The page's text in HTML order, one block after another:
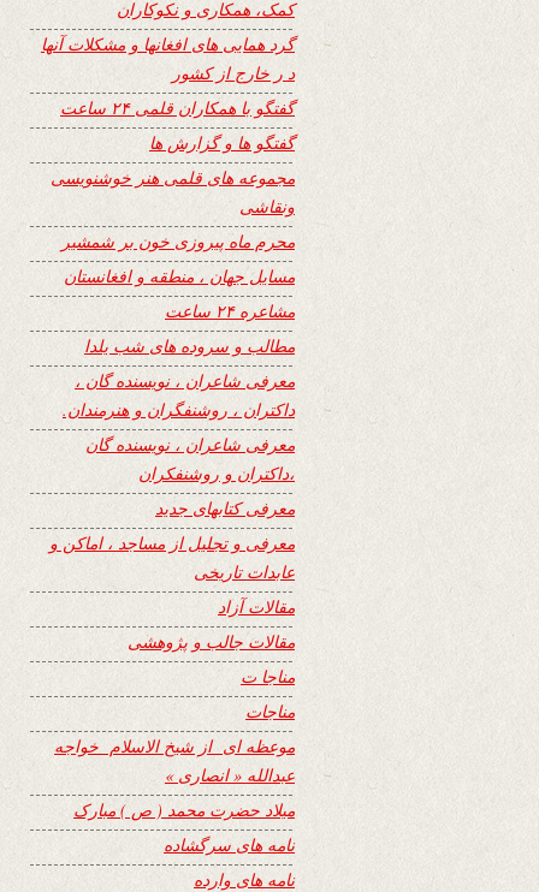
کمک، همکاری و نکوکاران
گرد همایی های افغانها و مشکلات آنها
د ر خارج از کشور
گفتگو با همکاران قلمی ۲۴ ساعت
گفتگو ها و گزارش ها
مجموعه های قلمی هنر خوشنویسی
ونقاشی
محرم ماه پیروزی خون بر شمشیر
مسایل جهان ، منطقه و افغانستان
مشاعره ۲۴ ساعت
مطالب و سروده های شب یلدا
معرفی شاعران ، نویسنده گان ،
داکتران ، روشنفگران و هنرمندان.
معرفی شاعران ، نویسنده گان
،داکتران و روشنفکران
معرفی کتابهای جدید
معرفی و تجلیل از مساجد ، اماکن و
عابدات تاریخی
مقالات آزاد
مقالات جالب و پژوهشی
مناجا ت
مناجات
موعظه ای از شیخ الاسلام خواجه
عبدالله « انصاری »
میلاد حضرت محمد ( ص ) مبارک
نامه های سرگشاده
نامه های وارده